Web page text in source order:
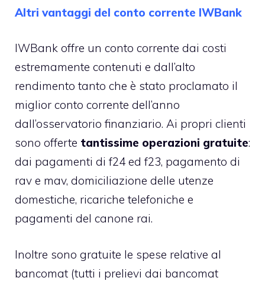
Altri vantaggi del conto corrente IWBank
IWBank offre un conto corrente dai costi
estremamente contenuti e dall’alto
rendimento tanto che è stato proclamato il
miglior conto corrente dell’anno
dall’osservatorio finanziario. Ai propri clienti
sono offerte tantissime operazioni gratuite:
dai pagamenti di f24 ed f23, pagamento di
rav e mav, domiciliazione delle utenze
domestiche, ricariche telefoniche e
pagamenti del canone rai.
Inoltre sono gratuite le spese relative al
bancomat (tutti i prelievi dai bancomat